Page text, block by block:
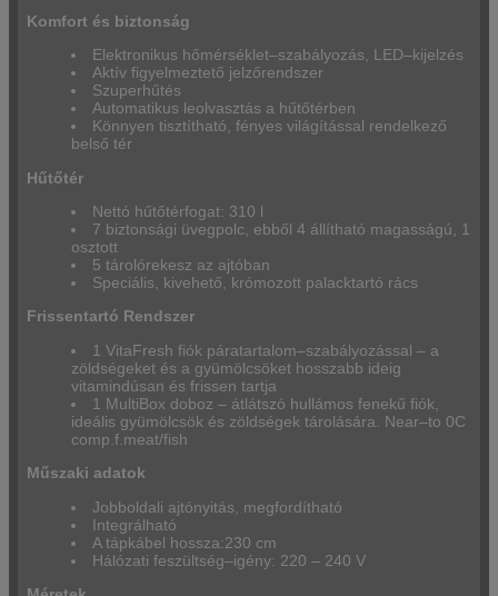
Komfort és biztonság
Elektronikus hőmérséklet–szabályozás, LED–kijelzés
Aktív figyelmeztető jelzőrendszer
Szuperhűtés
Automatikus leolvasztás a hűtőtérben
Könnyen tisztítható, fényes világítással rendelkező
belső tér
Hűtőtér
Nettó hűtőtérfogat: 310 l
7 biztonsági üvegpolc, ebből 4 állítható magasságú, 1
osztott
5 tárolórekesz az ajtóban
Speciális, kivehető, krómozott palacktartó rács
Frissentartó Rendszer
1 VitaFresh fiók páratartalom–szabályozással – a
zöldségeket és a gyümölcsöket hosszabb ideig
vitamindúsan és frissen tartja
1 MultiBox doboz – átlátszó hullámos fenekű fiók,
ideális gyümölcsök és zöldségek tárolására. Near–to 0C
comp.f.meat/fish
Műszaki adatok
Jobboldali ajtónyitás, megfordítható
Integrálható
A tápkábel hossza:230 cm
Hálózati feszültség–igény: 220 – 240 V